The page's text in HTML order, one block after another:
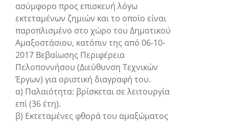
ασύμφορο προς επισκευή λόγω
εκτεταμένων ζημιών και το οποίο είναι
παροπλισμένο στο χώρο του Δημοτικού
Αμαξοστάσιου, κατόπιν της από 06-10-
2017 Βεβαίωσης Περιφέρεια
Πελοποννήσου (Διεύθυνση Τεχνικών
Έργων) για οριστική διαγραφή του.
α) Παλαιότητα: βρίσκεται σε λειτουργία
επί (36 έτη).
β) Εκτεταμένες φθορά του αμαξώματος